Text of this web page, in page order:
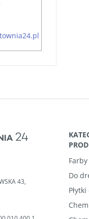
43,
Farby
Do